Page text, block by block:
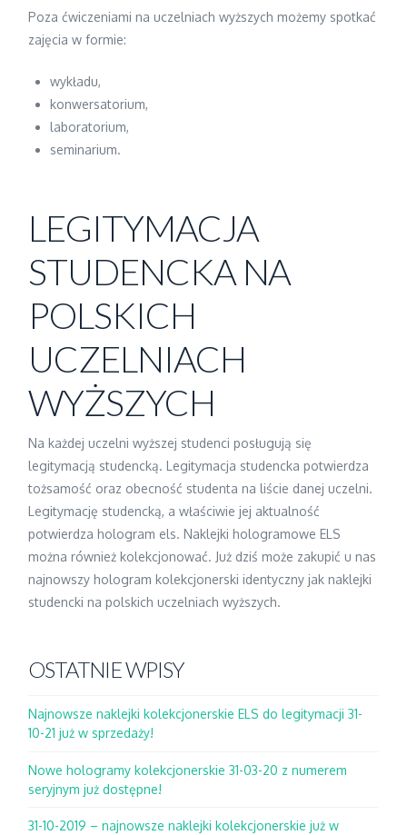
Poza ćwiczeniami na uczelniach wyższych możemy spotkać
zajęcia w formie:
wykładu,
konwersatorium,
laboratorium,
seminarium.
LEGITYMACJA
STUDENCKA NA
POLSKICH
UCZELNIACH
WYŻSZYCH
Na każdej uczelni wyższej studenci posługują się
legitymacją studencką. Legitymacja studencka potwierdza
tożsamość oraz obecność studenta na liście danej uczelni.
Legitymację studencką, a właściwie jej aktualność
potwierdza hologram els. Naklejki hologramowe ELS
można również kolekcjonować. Już dziś może zakupić u nas
najnowszy hologram kolekcjonerski identyczny jak naklejki
studencki na polskich uczelniach wyższych.
OSTATNIE WPISY
Najnowsze naklejki kolekcjonerskie ELS do legitymacji 31-
10-21 już w sprzedaży!
Nowe hologramy kolekcjonerskie 31-03-20 z numerem
seryjnym już dostępne!
31-10-2019 – najnowsze naklejki kolekcjonerskie już w